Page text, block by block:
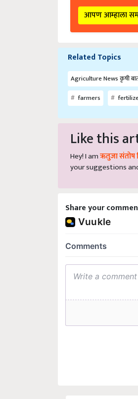
आपण आम्हाला
Related Topics
Agriculture News कृषी
farmers
Like this
Hey! I amऋतुजा संतोष
your suggestions
Share your